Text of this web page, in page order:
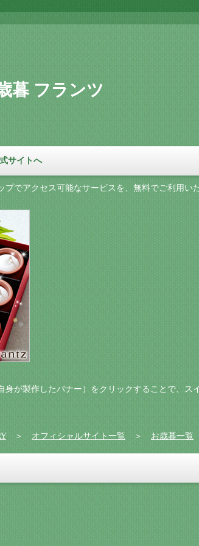
暮 フランツ
サイトへ
でアクセス可能なサービスを、無料でご利用い
身が製作したバナー）をクリックすることで、
＞ オフィシャルサイト一覧 ＞ お歳暮一覧